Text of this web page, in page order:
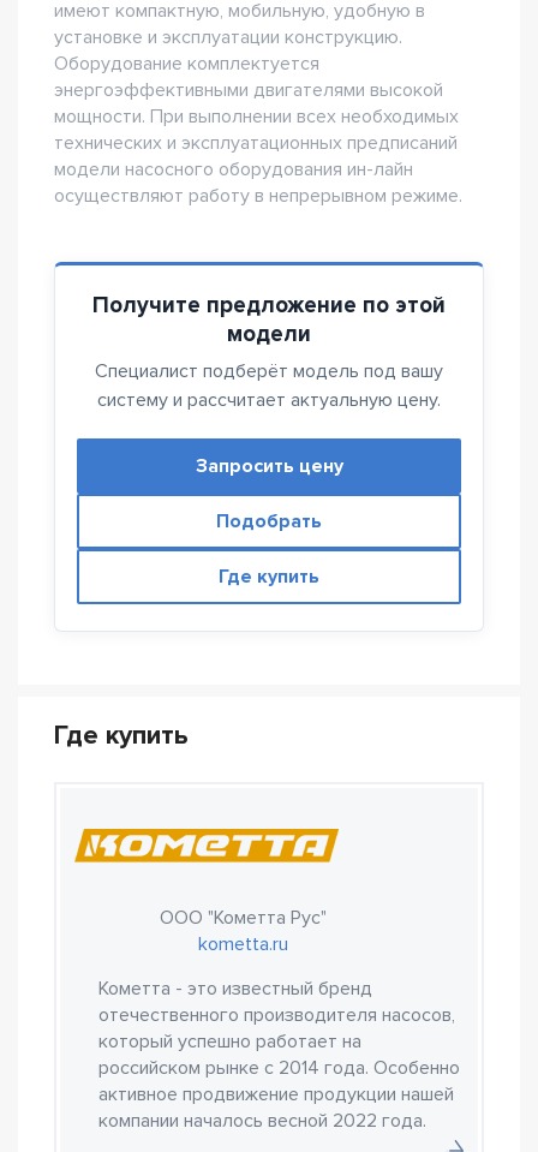
имеют компактную, мобильную, удобную в
установке и эксплуатации конструкцию.
Оборудование комплектуется
энергоэффективными двигателями высокой
мощности. При выполнении всех необходимых
технических и эксплуатационных предписаний
модели насосного оборудования ин-лайн
осуществляют работу в непрерывном режиме.
Получите предложение по этой
модели
Специалист подберёт модель под вашу
систему и рассчитает актуальную цену.
Запросить цену
Подобрать
Где купить
Где купить
ООО "Кометта Рус"
kometta.ru
Кометта - это известный бренд
отечественного производителя насосов,
который успешно работает на
российском рынке с 2014 года. Особенно
активное продвижение продукции нашей
компании началось весной 2022 года.